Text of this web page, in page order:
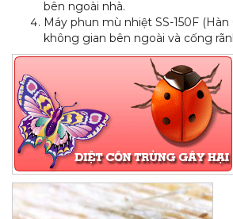
bên ngoài nhà.
Máy phun mù nhiệt SS-150F
không gian bên ngoài và cống